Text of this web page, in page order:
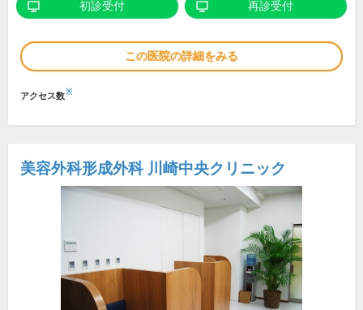
初診受付 再診受付
この医院の詳細をみる
アクセス数※
美容外科形成外科 川崎中央クリニック